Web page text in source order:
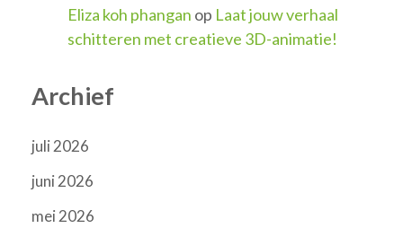
Eliza koh phangan op Laat jouw verhaal
schitteren met creatieve 3D-animatie!
Archief
juli 2026
juni 2026
mei 2026